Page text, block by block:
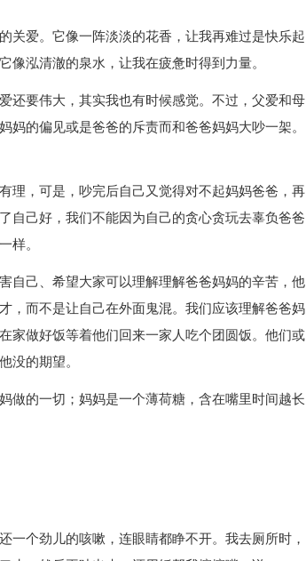
爱。它像一阵淡淡的花香，让我再难过是快乐起
像泓清澈的泉水，让我在疲惫时得到力量。
要伟大，其实我也有时候感觉。不过，父爱和母
的偏见或是爸爸的斥责而和爸爸妈妈大吵一架。
，可是，吵完后自己又觉得对不起妈妈爸爸，再
自己好，我们不能因为自己的贪心贪玩去辜负爸爸
样。
己、希望大家可以理解理解爸爸妈妈的辛苦，他
，而不是让自己在外面鬼混。我们应该理解爸爸妈
家做好饭等着他们回来一家人吃个团圆饭。他们或
没的期望。
的一切；妈妈是一个薄荷糖，含在嘴里时间越长
个劲儿的咳嗽，连眼睛都睁不开。我去厕所时，